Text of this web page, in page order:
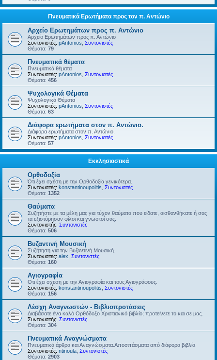
Πνευματικά Ερωτήματα προς τον π. Αντώνιο
Αρχείο Ερωτημάτων προς π. Αντώνιο
Αρχείο Ερωτημάτων προς π. Αντώνιο
Συντονιστές: pAntonios Συντονιστές
Θέματα: 79
Πνευματικά θέματα
Πνευματικά θέματα
Συντονιστές: pAntonios Συντονιστές
Θέματα: 456
Ψυχολογικά Θέματα
Ψυχολογικά Θέματα
Συντονιστές: pAntonios Συντονιστές
Θέματα: 63
Διάφορα ερωτήματα στον π. Αντώνιο.
Διάφορα ερωτήματα στον π. Αντώνιο.
Συντονιστές: pAntonios Συντονιστές
Θέματα: 57
Εκκλησιαστικά
Ορθοδοξία
Ότι έχει σχέση με την Ορθοδοξία γενικότερα.
Συντονιστές: konstantinoupolitis Συντονιστές
Θέματα: 1352
Θαύματα
Συζητήστε με τα μέλη μας για τύχον θαύματα που είδατε, αισθανθήκατε ή σας
τα εξιστόρησαν φίλοι και γνωστοί σας.
Συντονιστής: Συντονιστές
Θέματα: 506
Βυζαντινή Μουσική
Συζήτηση για την Βυζαντινή Μουσική.
Συντονιστές: alex Συντονιστές
Θέματα: 160
Αγιογραφία
Οτι έχει σχέση με την Αγιογραφία και τους Αγιογράφους.
Συντονιστές: konstantinoupolitis Συντονιστές
Θέματα: 156
Λέσχη Αναγνωστών - Βιβλιοπροτάσεις
Διαβάσατε ένα καλό Ορθόδοξο Χριστιανικό βιβλίο; προτείνετε το και σε μας.
Συντονιστής: Συντονιστές
Θέματα: 304
Πνευματικά Αναγνώσματα
Πνευματικά άρθρα και Αναγνώσματα.Αποσπάσματα από διάφορα βιβλία.
Συντονιστές: ntinoula Συντονιστές
Θέματα: 2903